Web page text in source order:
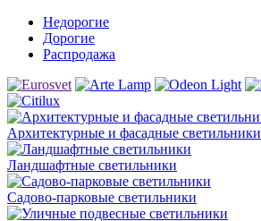
Недорогие
Дорогие
Распродажа
Архитектурные и фасадные светильники
Ландшафтные светильники
Садово-парковые светильники